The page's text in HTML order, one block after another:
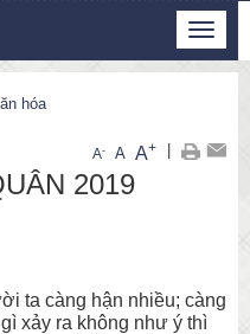
Toggle
hóa
A- A A+
2019
ta càng hận nhiều; càng
xảy ra không như ý thì